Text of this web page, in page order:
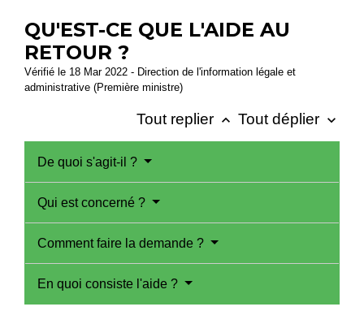
QU'EST-CE QUE L'AIDE AU
RETOUR ?
Vérifié le 18 Mar 2022 - Direction de l'information légale et
administrative (Première ministre)
Tout replier keyboard_arrow_up Tout déplier keyboard_arrow_down
De quoi s'agit-il ?
Qui est concerné ?
Comment faire la demande ?
En quoi consiste l'aide ?